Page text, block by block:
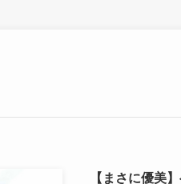
【まさに優美